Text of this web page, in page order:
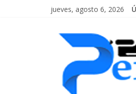
jueves, agosto 6, 2026